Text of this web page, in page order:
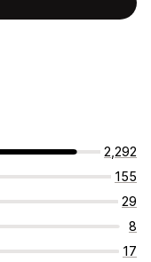
2,292
155
29
8
17